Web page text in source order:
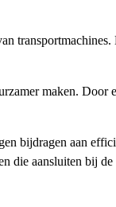
maken. Door
bijdragen aan
aansluiten bij de